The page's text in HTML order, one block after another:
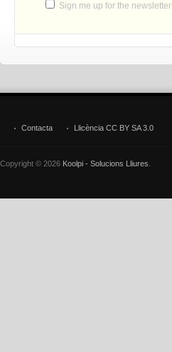
Sign me up for the newsletter
Contacta Llicència CC BY SA 3.0
Copyright © 2026 Koolpi - Solucions Lliures